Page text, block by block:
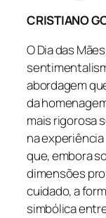
CRISTIANO
O Dia das
abordagem
da
mais rigorosa
na
que, embora
dimensões
cuidado, a
simbólica